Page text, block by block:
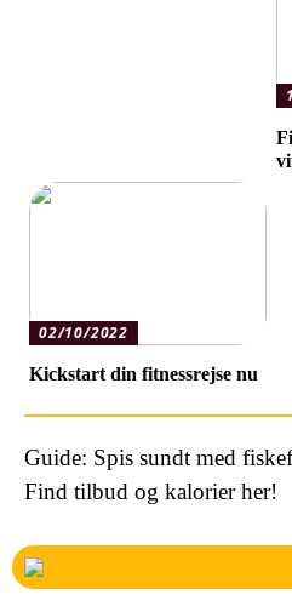
02/10/2022
Kickstart din fitnessrejse nu
Guide: Spis sundt med
Find tilbud og kalorier her!